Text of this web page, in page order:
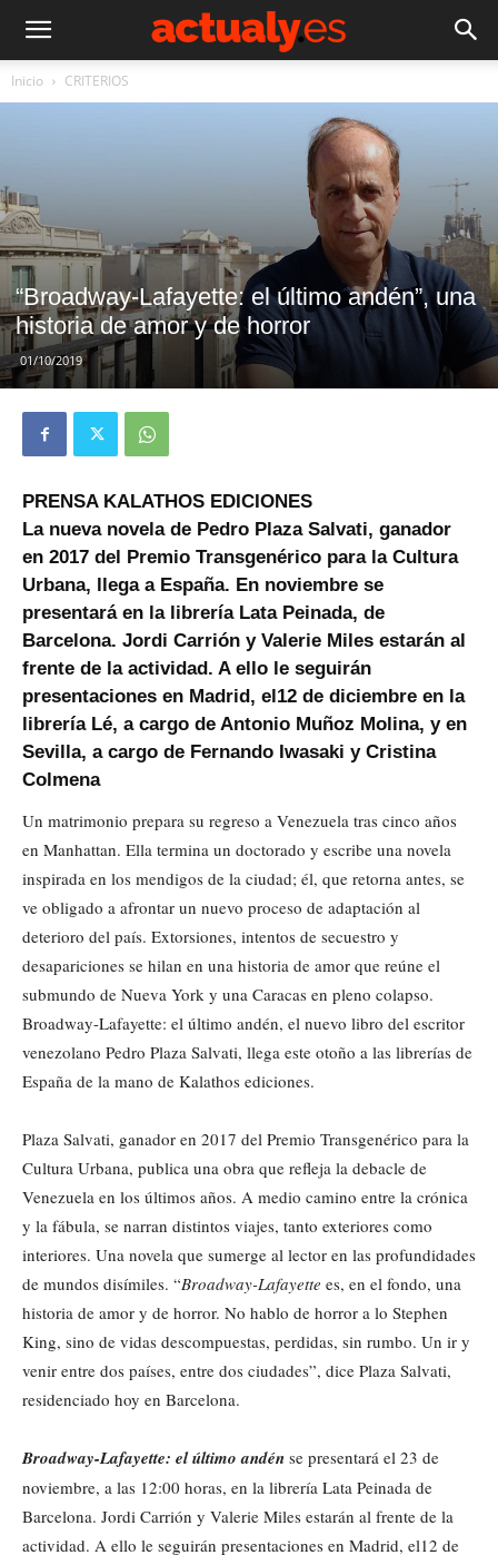
Inicio CRITERIOS
“Broadway-Lafayette: el último andén”, una
historia de amor y de horror
01/10/2019
PRENSA KALATHOS EDICIONES
La nueva novela de Pedro Plaza Salvati, ganador
en 2017 del Premio Transgenérico para la Cultura
Urbana, llega a España. En noviembre se
presentará en la librería Lata Peinada, de
Barcelona. Jordi Carrión y Valerie Miles estarán al
frente de la actividad. A ello le seguirán
presentaciones en Madrid, el12 de diciembre en la
librería Lé, a cargo de Antonio Muñoz Molina, y en
Sevilla, a cargo de Fernando Iwasaki y Cristina
Colmena
Un matrimonio prepara su regreso a Venezuela tras cinco años
en Manhattan. Ella termina un doctorado y escribe una novela
inspirada en los mendigos de la ciudad; él, que retorna antes, se
ve obligado a afrontar un nuevo proceso de adaptación al
deterioro del país. Extorsiones, intentos de secuestro y
desapariciones se hilan en una historia de amor que reúne el
submundo de Nueva York y una Caracas en pleno colapso.
Broadway-Lafayette: el último andén, el nuevo libro del escritor
venezolano Pedro Plaza Salvati, llega este otoño a las librerías de
España de la mano de Kalathos ediciones.
Plaza Salvati, ganador en 2017 del Premio Transgenérico para la
Cultura Urbana, publica una obra que refleja la debacle de
Venezuela en los últimos años. A medio camino entre la crónica
y la fábula, se narran distintos viajes, tanto exteriores como
interiores. Una novela que sumerge al lector en las profundidades
de mundos disímiles. “Broadway-Lafayette es, en el fondo, una
historia de amor y de horror. No hablo de horror a lo Stephen
King, sino de vidas descompuestas, perdidas, sin rumbo. Un ir y
venir entre dos países, entre dos ciudades”, dice Plaza Salvati,
residenciado hoy en Barcelona.
Broadway-Lafayette: el último andén se presentará el 23 de
noviembre, a las 12:00 horas, en la librería Lata Peinada de
Barcelona. Jordi Carrión y Valerie Miles estarán al frente de la
actividad. A ello le seguirán presentaciones en Madrid, el12 de